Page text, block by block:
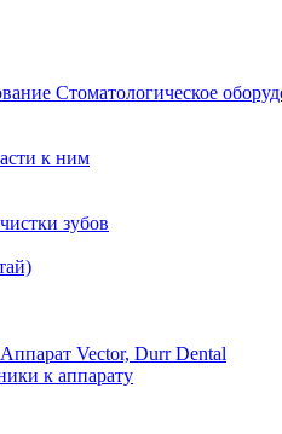
Стоматологическое
к ним
зубов
Аппарат Vector, Durr Dental
к аппарату